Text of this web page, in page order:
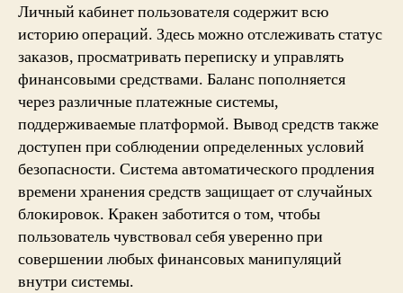
Личный кабинет пользователя содержит всю
историю операций. Здесь можно отслеживать статус
заказов, просматривать переписку и управлять
финансовыми средствами. Баланс пополняется
через различные платежные системы,
поддерживаемые платформой. Вывод средств также
доступен при соблюдении определенных условий
безопасности. Система автоматического продления
времени хранения средств защищает от случайных
блокировок. Кракен заботится о том, чтобы
пользователь чувствовал себя уверенно при
совершении любых финансовых манипуляций
внутри системы.